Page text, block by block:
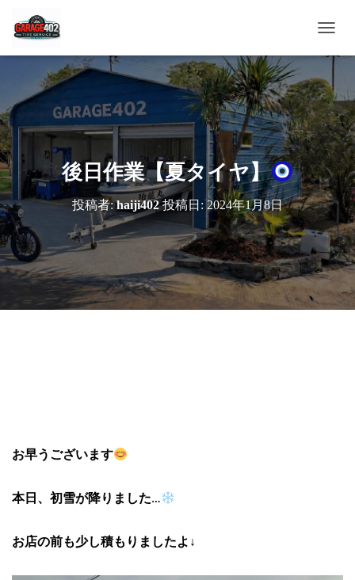
ビ
ー
シ
ョ
ン
を
切
り
替
え
後日作業【夏タイヤ】
投稿者:haiji402投稿日:2024年1月8日
お早うございます
本日、初雪が降りました…
お店の前も少し積もりましたよ↓